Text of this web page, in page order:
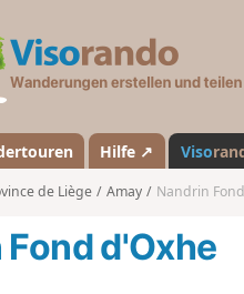
Hilfe ↗ Viso
de Liège Amay Nandrin
d'Oxhe